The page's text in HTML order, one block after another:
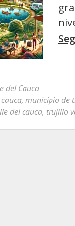
del Cauca
, municipio de
del cauca, trujillo